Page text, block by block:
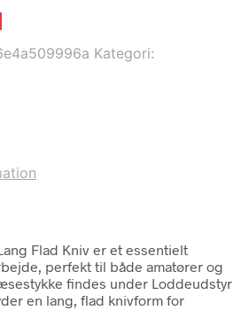
Kategori:
Flad Kniv er et essentielt
perfekt til både amatører og
findes under Loddeudstyr
en lang, flad knivform for